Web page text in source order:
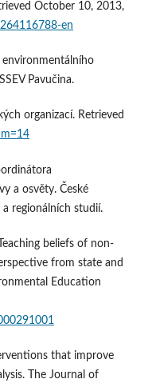
October 10, 2013,
en
environmentálního
Pavučina.
organizací. Retrieved
a osvěty. České
a regionálních studií.
beliefs of non‐
from state and
Education
that improve
The Journal of